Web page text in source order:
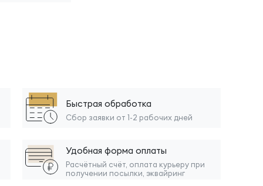
Быстрая обработка
Сбор заявки от 1-2 рабочих дней
Удобная форма оплаты
Расчётный счёт, оплата курьеру при
получении посылки, эквайринг